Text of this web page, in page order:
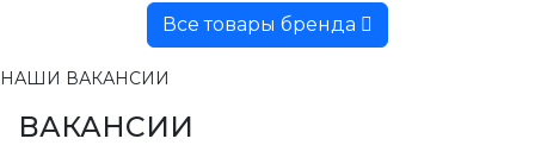
Все товары бренда
НАШИ ВАКАНСИИ
ВАКАНСИИ